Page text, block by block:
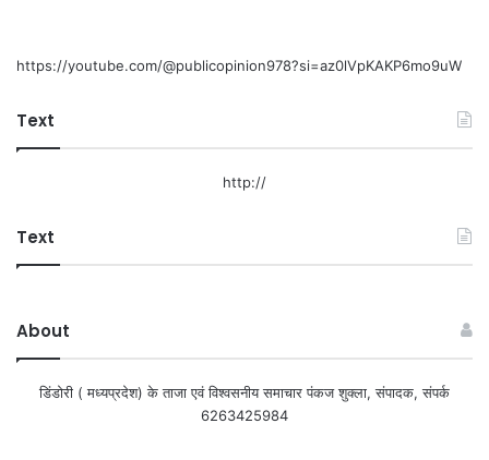
https://youtube.com/@publicopinion978?si=az0lVpKAKP6mo9uW
Text
http://
Text
About
डिंडोरी ( मध्यप्रदेश) के ताजा एवं विश्वसनीय समाचार पंकज शुक्ला, संपादक, संपर्क
6263425984